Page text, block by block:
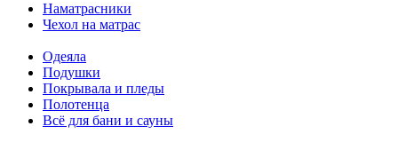
Наматрасники
Чехол на матрас
Одеяла
Подушки
Покрывала и пледы
Полотенца
Всё для бани и сауны